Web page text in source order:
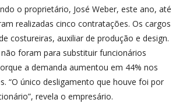
o proprietário, José Weber, este ano, até
realizadas cinco contratações. Os cargos
costureiras, auxiliar de produção e design.
foram para substituir funcionários
a demanda aumentou em 44% nos
“O único desligamento que houve foi por
revela o empresário.